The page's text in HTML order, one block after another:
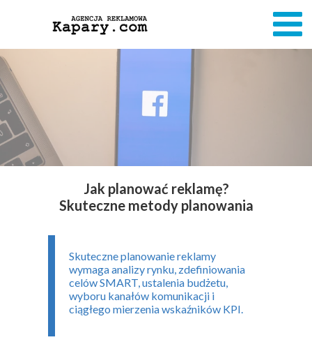
Jak planować reklamę?
Skuteczne metody planowania
Skuteczne planowanie reklamy
wymaga analizy rynku, zdefiniowania
celów SMART, ustalenia budżetu,
wyboru kanałów komunikacji i
ciągłego mierzenia wskaźników KPI.